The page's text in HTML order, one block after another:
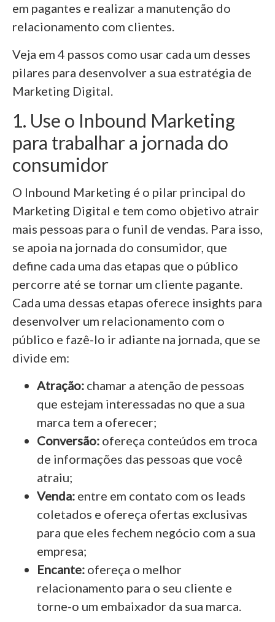
em pagantes e realizar a manutenção do
relacionamento com clientes.
Veja em 4 passos como usar cada um desses
pilares para desenvolver a sua estratégia de
Marketing Digital.
1. Use o Inbound Marketing
para trabalhar a jornada do
consumidor
O Inbound Marketing é o pilar principal do
Marketing Digital e tem como objetivo atrair
mais pessoas para o funil de vendas. Para isso,
se apoia na jornada do consumidor, que
define cada uma das etapas que o público
percorre até se tornar um cliente pagante.
Cada uma dessas etapas oferece insights para
desenvolver um relacionamento com o
público e fazê-lo ir adiante na jornada, que se
divide em:
Atração: chamar a atenção de pessoas
que estejam interessadas no que a sua
marca tem a oferecer;
Conversão: ofereça conteúdos em troca
de informações das pessoas que você
atraiu;
Venda: entre em contato com os leads
coletados e ofereça ofertas exclusivas
para que eles fechem negócio com a sua
empresa;
Encante: ofereça o melhor
relacionamento para o seu cliente e
torne-o um embaixador da sua marca.